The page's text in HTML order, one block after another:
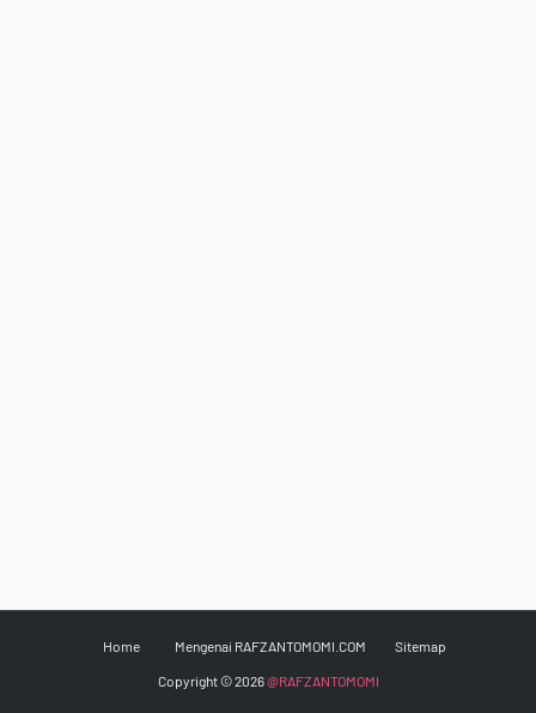
Home Mengenai RAFZANTOMOMI.COM Sitemap
Copyright ©2026@RAFZANTOMOMI